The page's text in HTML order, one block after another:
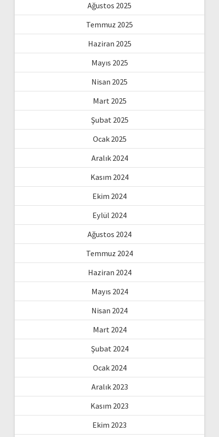
Ağustos 2025
Temmuz 2025
Haziran 2025
Mayıs 2025
Nisan 2025
Mart 2025
Şubat 2025
Ocak 2025
Aralık 2024
Kasım 2024
Ekim 2024
Eylül 2024
Ağustos 2024
Temmuz 2024
Haziran 2024
Mayıs 2024
Nisan 2024
Mart 2024
Şubat 2024
Ocak 2024
Aralık 2023
Kasım 2023
Ekim 2023